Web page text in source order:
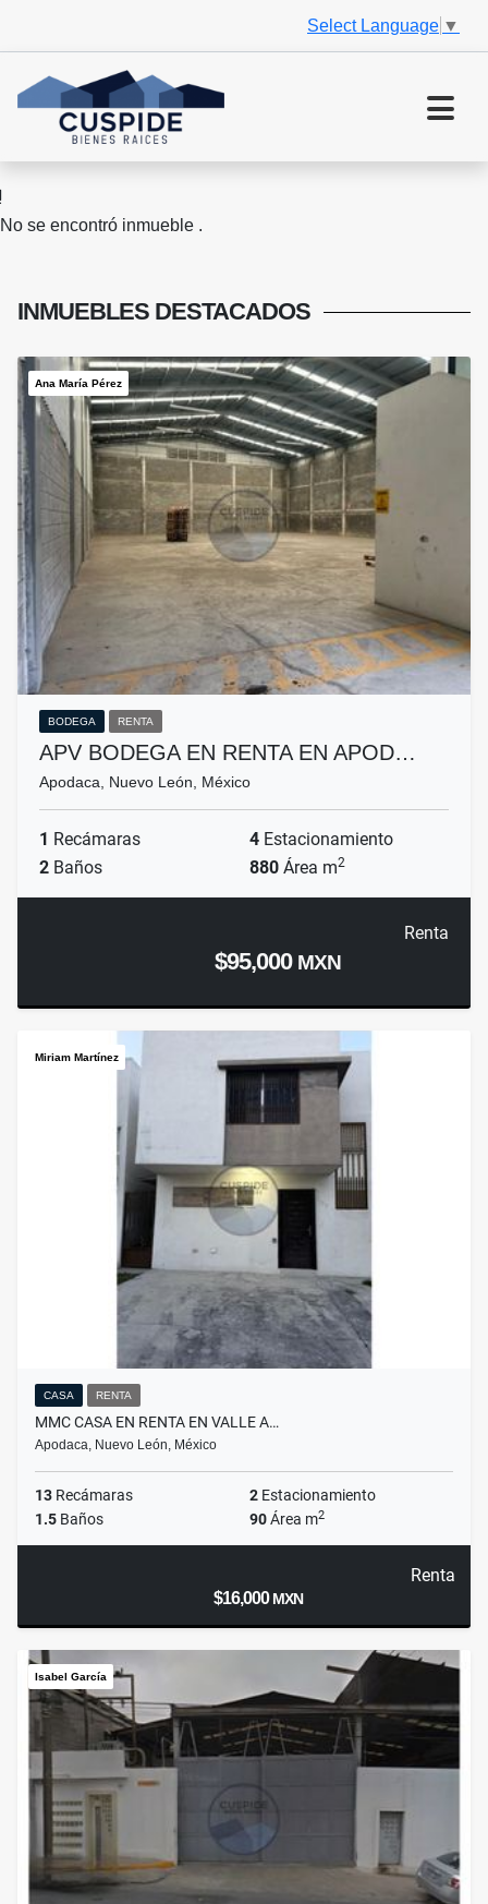
Select Language ▼
No se encontró inmueble .
INMUEBLES DESTACADOS
Ana María Pérez
BODEGA RENTA
APV BODEGA EN RENTA EN APOD…
Apodaca, Nuevo León, México
1 Recámaras 4 Estacionamiento
2 Baños 880 Área m2
Renta
$95,000 MXN
Miriam Martínez
CASA RENTA
MMC CASA EN RENTA EN VALLE A…
Apodaca, Nuevo León, México
13 Recámaras 2 Estacionamiento
1.5 Baños 90Área m2
Renta
$16,000MXN
Isabel García